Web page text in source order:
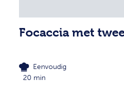
Focaccia met
Eenvoudig
20 min